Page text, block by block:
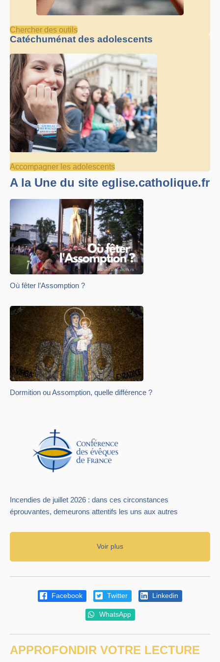
Chercher des outils
Catéchuménat des adolescents
Accompagner les adolescents
A la Une du site eglise.catholique.fr
Où fêter l’Assomption ?
Dormition ou Assomption, quelle différence ?
Incendies de juillet 2026 : dans ces circonstances
éprouvantes, demeurons attentifs les uns aux autres
Voir plus
Facebook Twitter Linkedin
WhatsApp
APPROFONDIR VOTRE LECTURE